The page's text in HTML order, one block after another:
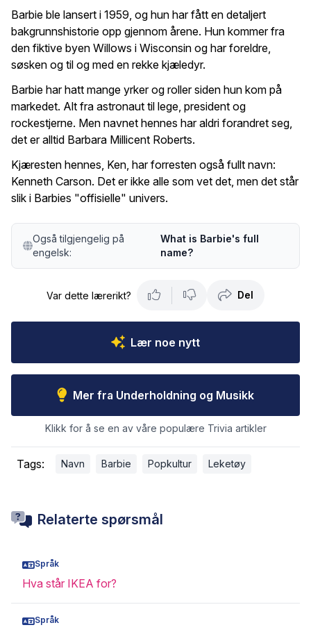
Barbie ble lansert i 1959, og hun har fått en detaljert
bakgrunnshistorie opp gjennom årene. Hun kommer fra
den fiktive byen Willows i Wisconsin og har foreldre,
søsken og til og med en rekke kjæledyr.
Barbie har hatt mange yrker og roller siden hun kom på
markedet. Alt fra astronaut til lege, president og
rockestjerne. Men navnet hennes har aldri forandret seg,
det er alltid Barbara Millicent Roberts.
Kjæresten hennes, Ken, har forresten også fullt navn:
Kenneth Carson. Det er ikke alle som vet det, men det står
slik i Barbies "offisielle" univers.
Også tilgjengelig på
engelsk:
What is Barbie's full
name?
Var dette lærerikt? Del
Lær noe nytt
Mer fra Underholdning og Musikk
Klikk for å se en av våre populære Trivia artikler
Tags: Navn Barbie Popkultur Leketøy
Relaterte spørsmål
Språk
Hva står IKEA for?
Språk